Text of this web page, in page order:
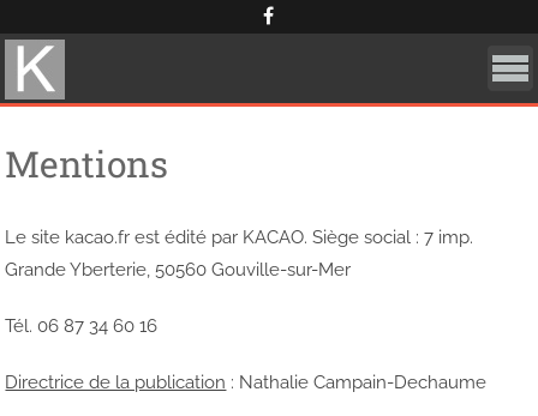
to
content
Mentions
Le site kacao.fr est édité par KACAO. Siège social : 7 imp.
Grande Yberterie, 50560 Gouville-sur-Mer
Tél. 06 87 34 60 16
Directrice de la publication : Nathalie Campain-Dechaume